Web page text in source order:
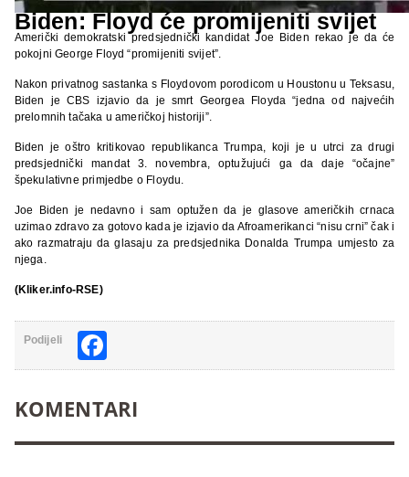
Biden: Floyd će promijeniti svijet
Američki demokratski predsjednički kandidat Joe Biden rekao je da će
pokojni George Floyd “promijeniti svijet”.
Nakon privatnog sastanka s Floydovom porodicom u Houstonu u Teksasu,
Biden je CBS izjavio da je smrt Georgea Floyda “jedna od najvećih
prelomnih tačaka u američkoj historiji”.
Biden je oštro kritikovao republikanca Trumpa, koji je u utrci za drugi
predsjednički mandat 3. novembra, optužujući ga da daje “očajne”
špekulativne primjedbe o Floydu.
Joe Biden je nedavno i sam optužen da je glasove američkih crnaca
uzimao zdravo za gotovo kada je izjavio da Afroamerikanci “nisu crni” čak i
ako razmatraju da glasaju za predsjednika Donalda Trumpa umjesto za
njega.
(Kliker.info-RSE)
Podijeli
KOMENTARI